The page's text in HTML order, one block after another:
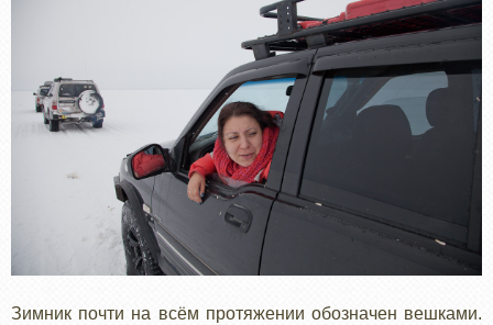
Зимник почти на всём протяжении обозначен вешками.